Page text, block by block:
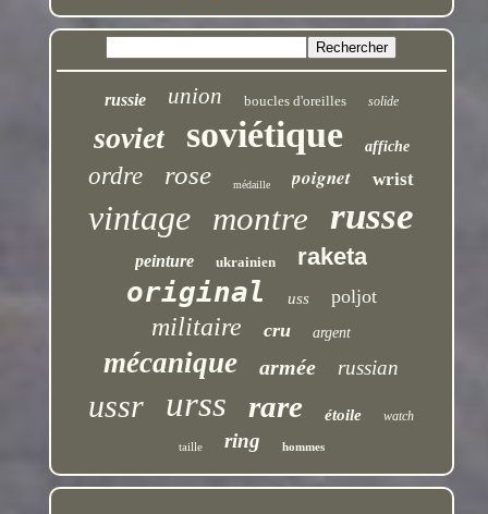
russie union boucles d'oreilles solide
soviet soviétique affiche
ordre rose médaille poignet wrist
vintage montre russe
peinture ukrainien raketa
original uss poljot
militaire cru argent
mécanique armée russian
ussr urss rare étoile watch
taille ring hommes